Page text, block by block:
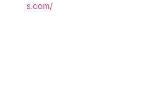
s.com/